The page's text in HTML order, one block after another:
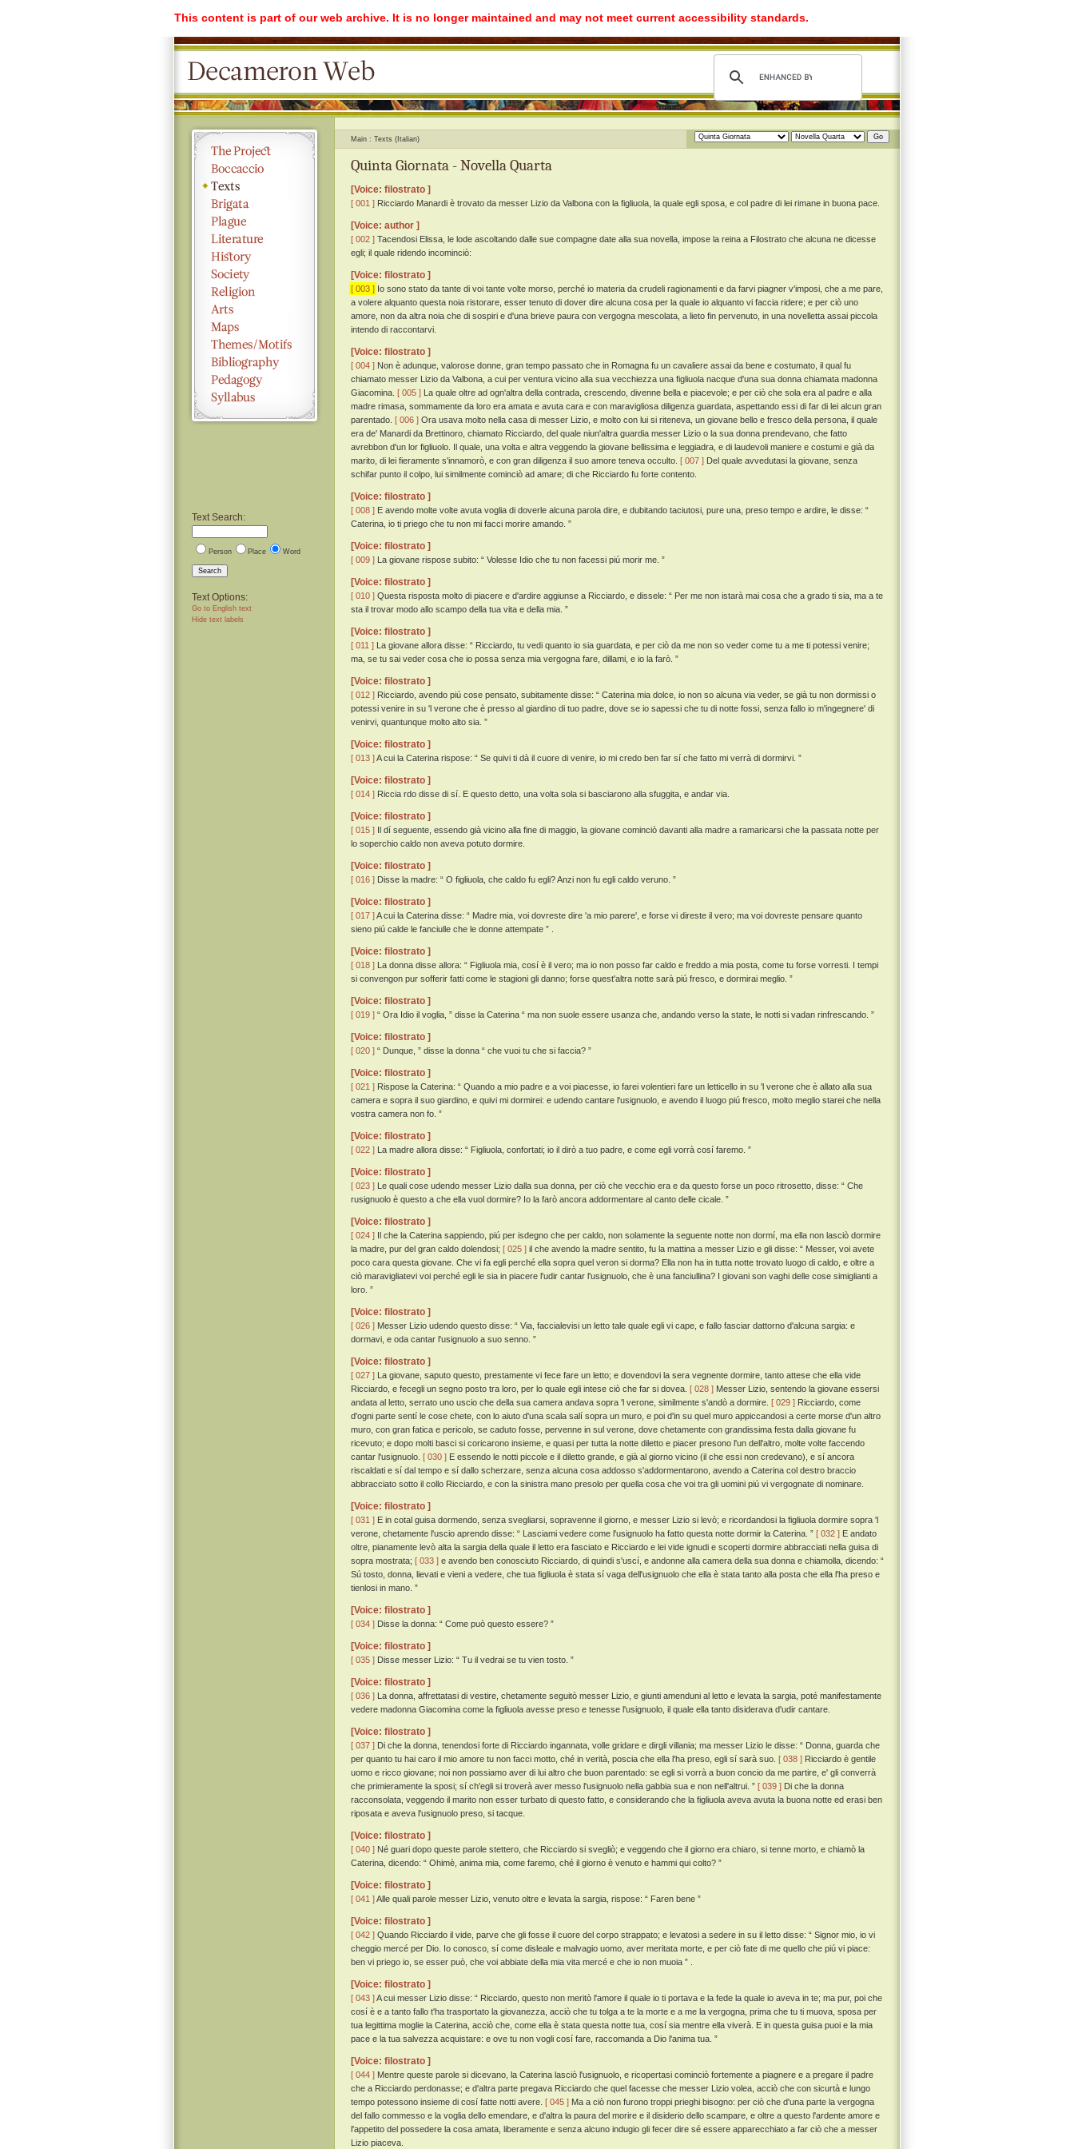
This content is part of our web archive. It is no longer maintained and may not meet current accessibility standards.
Text Search:
Person Place Word
Search
Text Options:
Go to English text
Hide text labels
Main Texts (Italian)
Quinta Giornata - Novella Quarta
[Voice: filostrato ]
[ 001 ] Ricciardo Manardi è trovato da messer Lizio da Valbona con la figliuola, la quale egli sposa, e col padre di lei rimane in buona pace.
[Voice: author ]
[ 002 ] Tacendosi Elissa, le lode ascoltando dalle sue compagne date alla sua novella, impose la reina a Filostrato che alcuna ne dicesse
egli; il quale ridendo incominciò:
[Voice: filostrato ]
[ 003 ] Io sono stato da tante di voi tante volte morso, perché io materia da crudeli ragionamenti e da farvi piagner v'imposi, che a me pare,
a volere alquanto questa noia ristorare, esser tenuto di dover dire alcuna cosa per la quale io alquanto vi faccia ridere; e per ciò uno
amore, non da altra noia che di sospiri e d'una brieve paura con vergogna mescolata, a lieto fin pervenuto, in una novelletta assai piccola
intendo di raccontarvi.
[Voice: filostrato ]
[ 004 ] Non è adunque, valorose donne, gran tempo passato che in Romagna fu un cavaliere assai da bene e costumato, il qual fu
chiamato messer Lizio da Valbona, a cui per ventura vicino alla sua vecchiezza una figliuola nacque d'una sua donna chiamata madonna
Giacomina. [ 005 ] La quale oltre ad ogn'altra della contrada, crescendo, divenne bella e piacevole; e per ciò che sola era al padre e alla
madre rimasa, sommamente da loro era amata e avuta cara e con maravigliosa diligenza guardata, aspettando essi di far di lei alcun gran
parentado. [ 006 ] Ora usava molto nella casa di messer Lizio, e molto con lui si riteneva, un giovane bello e fresco della persona, il quale
era de' Manardi da Brettinoro, chiamato Ricciardo, del quale niun'altra guardia messer Lizio o la sua donna prendevano, che fatto
avrebbon d'un lor figliuolo. Il quale, una volta e altra veggendo la giovane bellissima e leggiadra, e di laudevoli maniere e costumi e già da
marito, di lei fieramente s'innamorò, e con gran diligenza il suo amore teneva occulto. [ 007 ] Del quale avvedutasi la giovane, senza
schifar punto il colpo, lui similmente cominciò ad amare; di che Ricciardo fu forte contento.
[Voice: filostrato ]
[ 008 ] E avendo molte volte avuta voglia di doverle alcuna parola dire, e dubitando taciutosi, pure una, preso tempo e ardire, le disse: “
Caterina, io ti priego che tu non mi facci morire amando. ”
[Voice: filostrato ]
[ 009 ] La giovane rispose subito: “ Volesse Idio che tu non facessi piú morir me. ”
[Voice: filostrato ]
[ 010 ] Questa risposta molto di piacere e d'ardire aggiunse a Ricciardo, e dissele: “ Per me non istarà mai cosa che a grado ti sia, ma a te
sta il trovar modo allo scampo della tua vita e della mia. ”
[Voice: filostrato ]
[ 011 ] La giovane allora disse: “ Ricciardo, tu vedi quanto io sia guardata, e per ciò da me non so veder come tu a me ti potessi venire;
ma, se tu sai veder cosa che io possa senza mia vergogna fare, dillami, e io la farò. ”
[Voice: filostrato ]
[ 012 ] Ricciardo, avendo piú cose pensato, subitamente disse: “ Caterina mia dolce, io non so alcuna via veder, se già tu non dormissi o
potessi venire in su 'l verone che è presso al giardino di tuo padre, dove se io sapessi che tu di notte fossi, senza fallo io m'ingegnere' di
venirvi, quantunque molto alto sia. ”
[Voice: filostrato ]
[ 013 ]A cui la Caterina rispose: “ Se quivi ti dà il cuore di venire, io mi credo ben far sí che fatto mi verrà di dormirvi. ”
[Voice: filostrato ]
[ 014 ] Riccia rdo disse di sí. E questo detto, una volta sola si basciarono alla sfuggita, e andar via.
[Voice: filostrato ]
[ 015 ] Il dí seguente, essendo già vicino alla fine di maggio, la giovane cominciò davanti alla madre a ramaricarsi che la passata notte per
lo soperchio caldo non aveva potuto dormire.
[Voice: filostrato ]
[ 016 ] Disse la madre: “ O figliuola, che caldo fu egli? Anzi non fu egli caldo veruno. ”
[Voice: filostrato ]
[ 017 ]A cui la Caterina disse: “ Madre mia, voi dovreste dire 'a mio parere', e forse vi direste il vero; ma voi dovreste pensare quanto
sieno piú calde le fanciulle che le donne attempate ” .
[Voice: filostrato ]
[ 018 ] La donna disse allora: “ Figliuola mia, cosí è il vero; ma io non posso far caldo e freddo a mia posta, come tu forse vorresti. I tempi
si convengon pur sofferir fatti come le stagioni gli danno; forse quest'altra notte sarà piú fresco, e dormirai meglio. ”
[Voice: filostrato ]
[ 019 ] “ Ora Idio il voglia, ” disse la Caterina “ ma non suole essere usanza che, andando verso la state, le notti si vadan rinfrescando. ”
[Voice: filostrato ]
[ 020 ] “ Dunque, ” disse la donna “ che vuoi tu che si faccia? ”
[Voice: filostrato ]
[ 021 ] Rispose la Caterina: “ Quando a mio padre e a voi piacesse, io farei volentieri fare un letticello in su 'l verone che è allato alla sua
camera e sopra il suo giardino, e quivi mi dormirei: e udendo cantare l'usignuolo, e avendo il luogo piú fresco, molto meglio starei che nella
vostra camera non fo. ”
[Voice: filostrato ]
[ 022 ] La madre allora disse: “ Figliuola, confortati; io il dirò a tuo padre, e come egli vorrà cosí faremo. ”
[Voice: filostrato ]
[ 023 ] Le quali cose udendo messer Lizio dalla sua donna, per ciò che vecchio era e da questo forse un poco ritrosetto, disse: “ Che
rusignuolo è questo a che ella vuol dormire? Io la farò ancora addormentare al canto delle cicale. ”
[Voice: filostrato ]
[ 024 ] Il che la Caterina sappiendo, piú per isdegno che per caldo, non solamente la seguente notte non dormí, ma ella non lasciò dormire
la madre, pur del gran caldo dolendosi; [ 025 ] il che avendo la madre sentito, fu la mattina a messer Lizio e gli disse: “ Messer, voi avete
poco cara questa giovane. Che vi fa egli perché ella sopra quel veron si dorma? Ella non ha in tutta notte trovato luogo di caldo, e oltre a
ciò maravigliatevi voi perché egli le sia in piacere l'udir cantar l'usignuolo, che è una fanciullina? I giovani son vaghi delle cose simiglianti a
loro. ”
[Voice: filostrato ]
[ 026 ] Messer Lizio udendo questo disse: “ Via, faccialevisi un letto tale quale egli vi cape, e fallo fasciar dattorno d'alcuna sargia: e
dormavi, e oda cantar l'usignuolo a suo senno. ”
[Voice: filostrato ]
[ 027 ] La giovane, saputo questo, prestamente vi fece fare un letto; e dovendovi la sera vegnente dormire, tanto attese che ella vide
Ricciardo, e fecegli un segno posto tra loro, per lo quale egli intese ciò che far si dovea. [ 028 ] Messer Lizio, sentendo la giovane essersi
andata al letto, serrato uno uscio che della sua camera andava sopra 'l verone, similmente s'andò a dormire. [ 029 ] Ricciardo, come
d'ogni parte sentí le cose chete, con lo aiuto d'una scala salí sopra un muro, e poi d'in su quel muro appiccandosi a certe morse d'un altro
muro, con gran fatica e pericolo, se caduto fosse, pervenne in sul verone, dove chetamente con grandissima festa dalla giovane fu
ricevuto; e dopo molti basci si coricarono insieme, e quasi per tutta la notte diletto e piacer presono l'un dell'altro, molte volte faccendo
cantar l'usignuolo. [ 030 ] E essendo le notti piccole e il diletto grande, e già al giorno vicino (il che essi non credevano), e sí ancora
riscaldati e sí dal tempo e sí dallo scherzare, senza alcuna cosa addosso s'addormentarono, avendo a Caterina col destro braccio
abbracciato sotto il collo Ricciardo, e con la sinistra mano presolo per quella cosa che voi tra gli uomini piú vi vergognate di nominare.
[Voice: filostrato ]
[ 031 ] E in cotal guisa dormendo, senza svegliarsi, sopravenne il giorno, e messer Lizio si levò; e ricordandosi la figliuola dormire sopra 'l
verone, chetamente l'uscio aprendo disse: “ Lasciami vedere come l'usignuolo ha fatto questa notte dormir la Caterina. ” [ 032 ] E andato
oltre, pianamente levò alta la sargia della quale il letto era fasciato e Ricciardo e lei vide ignudi e scoperti dormire abbracciati nella guisa di
sopra mostrata; [ 033 ] e avendo ben conosciuto Ricciardo, di quindi s'uscí, e andonne alla camera della sua donna e chiamolla, dicendo: “
Sú tosto, donna, lievati e vieni a vedere, che tua figliuola è stata sí vaga dell'usignuolo che ella è stata tanto alla posta che ella l'ha preso e
tienlosi in mano. ”
[Voice: filostrato ]
[ 034 ] Disse la donna: “ Come può questo essere? ”
[Voice: filostrato ]
[ 035 ] Disse messer Lizio: “ Tu il vedrai se tu vien tosto. ”
[Voice: filostrato ]
[ 036 ] La donna, affrettatasi di vestire, chetamente seguitò messer Lizio, e giunti amenduni al letto e levata la sargia, poté manifestamente
vedere madonna Giacomina come la figliuola avesse preso e tenesse l'usignuolo, il quale ella tanto disiderava d'udir cantare.
[Voice: filostrato ]
[ 037 ] Di che la donna, tenendosi forte di Ricciardo ingannata, volle gridare e dirgli villania; ma messer Lizio le disse: “ Donna, guarda che
per quanto tu hai caro il mio amore tu non facci motto, ché in verità, poscia che ella l'ha preso, egli sí sarà suo. [ 038 ] Ricciardo è gentile
uomo e ricco giovane; noi non possiamo aver di lui altro che buon parentado: se egli si vorrà a buon concio da me partire, e' gli converrà
che primieramente la sposi; sí ch'egli si troverà aver messo l'usignuolo nella gabbia sua e non nell'altrui. ” [ 039 ] Di che la donna
racconsolata, veggendo il marito non esser turbato di questo fatto, e considerando che la figliuola aveva avuta la buona notte ed erasi ben
riposata e aveva l'usignuolo preso, si tacque.
[Voice: filostrato ]
[ 040 ] Né guari dopo queste parole stettero, che Ricciardo si svegliò; e veggendo che il giorno era chiaro, si tenne morto, e chiamò la
Caterina, dicendo: “ Ohimè, anima mia, come faremo, ché il giorno è venuto e hammi qui colto? ”
[Voice: filostrato ]
[ 041 ]Alle quali parole messer Lizio, venuto oltre e levata la sargia, rispose: “ Faren bene ”
[Voice: filostrato ]
[ 042 ] Quando Ricciardo il vide, parve che gli fosse il cuore del corpo strappato; e levatosi a sedere in su il letto disse: “ Signor mio, io vi
cheggio mercé per Dio. Io conosco, sí come disleale e malvagio uomo, aver meritata morte, e per ciò fate di me quello che piú vi piace:
ben vi priego io, se esser può, che voi abbiate della mia vita mercé e che io non muoia ” .
[Voice: filostrato ]
[ 043 ]A cui messer Lizio disse: “ Ricciardo, questo non meritò l'amore il quale io ti portava e la fede la quale io aveva in te; ma pur, poi che
cosí è e a tanto fallo t'ha trasportato la giovanezza, acciò che tu tolga a te la morte e a me la vergogna, prima che tu ti muova, sposa per
tua legittima moglie la Caterina, acciò che, come ella è stata questa notte tua, cosí sia mentre ella viverà. E in questa guisa puoi e la mia
pace e la tua salvezza acquistare: e ove tu non vogli cosí fare, raccomanda a Dio l'anima tua. ”
[Voice: filostrato ]
[ 044 ] Mentre queste parole si dicevano, la Caterina lasciò l'usignuolo, e ricopertasi cominciò fortemente a piagnere e a pregare il padre
che a Ricciardo perdonasse; e d'altra parte pregava Ricciardo che quel facesse che messer Lizio volea, acciò che con sicurtà e lungo
tempo potessono insieme di cosí fatte notti avere. [ 045 ] Ma a ciò non furono troppi prieghi bisogno: per ciò che d'una parte la vergogna
del fallo commesso e la voglia dello emendare, e d'altra la paura del morire e il disiderio dello scampare, e oltre a questo l'ardente amore e
l'appetito del possedere la cosa amata, liberamente e senza alcuno indugio gli fecer dire sé essere apparecchiato a far ciò che a messer
Lizio piaceva.